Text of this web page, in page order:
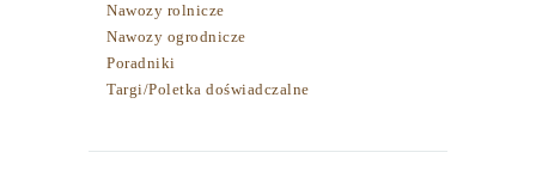
Nawozy rolnicze
Nawozy ogrodnicze
Poradniki
Targi/Poletka doświadczalne